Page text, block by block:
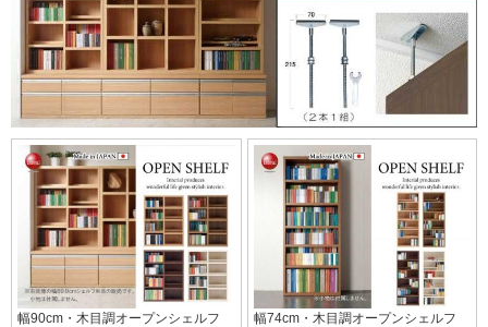
幅90cm・木目調オープンシェルフ
幅74cm・木目調オープンシェルフ